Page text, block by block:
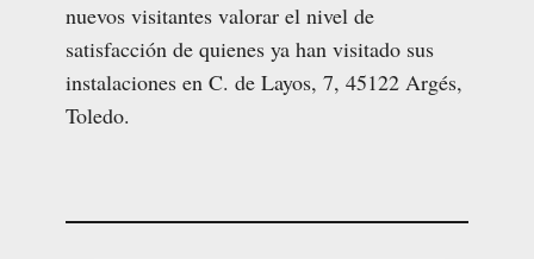
nuevos visitantes valorar el nivel de
satisfacción de quienes ya han visitado sus
instalaciones en C. de Layos, 7, 45122 Argés,
Toledo.